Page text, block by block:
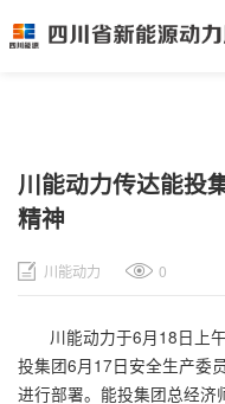
川能动力传达能投
精神
川能动力 0
川能动力于6月18日上
投集团6月17日安全生产委
进行部署。能投集团总经济